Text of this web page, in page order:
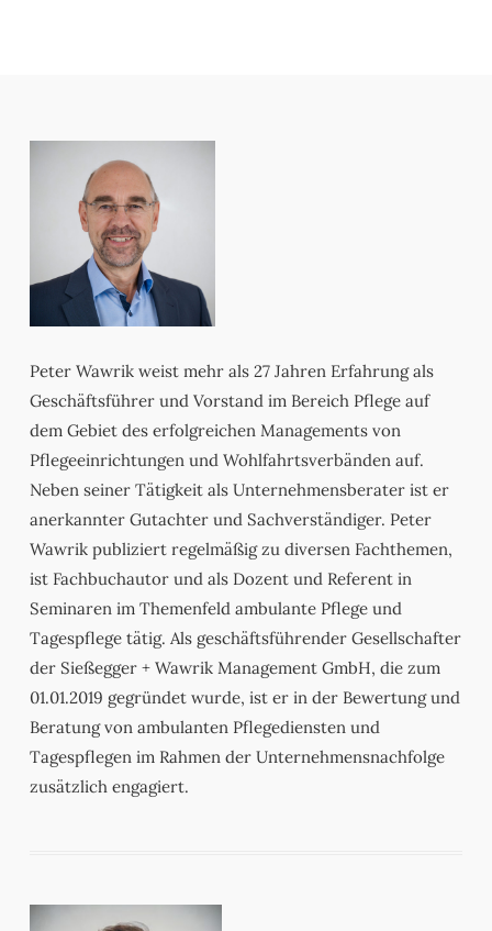
Peter Wawrik weist mehr als 27 Jahren Erfahrung als
Geschäftsführer und Vorstand im Bereich Pflege auf
dem Gebiet des erfolgreichen Managements von
Pflegeeinrichtungen und Wohlfahrtsverbänden auf.
Neben seiner Tätigkeit als Unternehmensberater ist er
anerkannter Gutachter und Sachverständiger. Peter
Wawrik publiziert regelmäßig zu diversen Fachthemen,
ist Fachbuchautor und als Dozent und Referent in
Seminaren im Themenfeld ambulante Pflege und
Tagespflege tätig. Als geschäftsführender Gesellschafter
der Sießegger + Wawrik Management GmbH, die zum
01.01.2019 gegründet wurde, ist er in der Bewertung und
Beratung von ambulanten Pflegediensten und
Tagespflegen im Rahmen der Unternehmensnachfolge
zusätzlich engagiert.